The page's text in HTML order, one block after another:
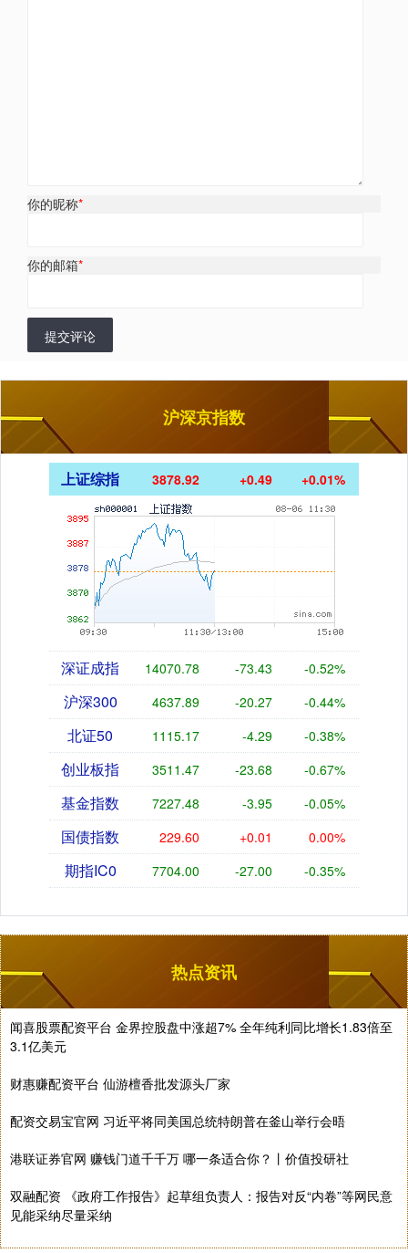
你的昵称*
你的邮箱*
提交评论
沪深京指数
上证综指 3878.92 +0.49 +0.01%
深证成指 14070.78 -73.43 -0.52%
沪深300 4637.89 -20.27 -0.44%
北证50 1115.17 -4.29 -0.38%
创业板指 3511.47 -23.68 -0.67%
基金指数 7227.48 -3.95 -0.05%
国债指数 229.60 +0.01 0.00%
期指IC0 7704.00 -27.00 -0.35%
热点资讯
闻喜股票配资平台 金界控股盘中涨超7% 全年纯利同比增长1.83倍至
3.1亿美元
财惠赚配资平台 仙游檀香批发源头厂家
配资交易宝官网 习近平将同美国总统特朗普在釜山举行会晤
港联证券官网 赚钱门道千千万 哪一条适合你？丨价值投研社
双融配资 《政府工作报告》起草组负责人：报告对反“内卷”等网民意
见能采纳尽量采纳